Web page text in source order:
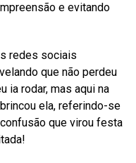
e evitando
redes sociais
que não perdeu
ia rodar, mas aqui na
ela, referindo-se
que virou festa